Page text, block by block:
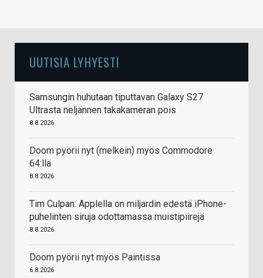
UUTISIA LYHYESTI
Samsungin huhutaan tiputtavan Galaxy S27
Ultrasta neljännen takakameran pois
8.8.2026
Doom pyörii nyt (melkein) myös Commodore
64:llä
8.8.2026
Tim Culpan: Applella on miljardin edestä iPhone-
puhelinten siruja odottamassa muistipiirejä
8.8.2026
Doom pyörii nyt myös Paintissa
6.8.2026